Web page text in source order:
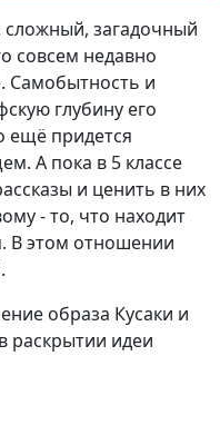
загадочный
совсем недавно
Самобытность и
глубину его
ещё придется
А пока в 5 классе
и ценить в них
- то, что находит
В этом отношении
образа Кусаки и
раскрытии идеи